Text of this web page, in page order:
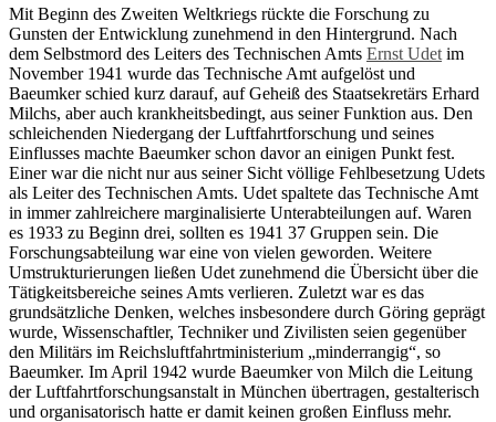
Mit Beginn des Zweiten Weltkriegs rückte die Forschung zu
Gunsten der Entwicklung zunehmend in den Hintergrund. Nach
dem Selbstmord des Leiters des Technischen Amts Ernst Udet im
November 1941 wurde das Technische Amt aufgelöst und
Baeumker schied kurz darauf, auf Geheiß des Staatsekretärs Erhard
Milchs, aber auch krankheitsbedingt, aus seiner Funktion aus. Den
schleichenden Niedergang der Luftfahrtforschung und seines
Einflusses machte Baeumker schon davor an einigen Punkt fest.
Einer war die nicht nur aus seiner Sicht völlige Fehlbesetzung Udets
als Leiter des Technischen Amts. Udet spaltete das Technische Amt
in immer zahlreichere marginalisierte Unterabteilungen auf. Waren
es 1933 zu Beginn drei, sollten es 1941 37 Gruppen sein. Die
Forschungsabteilung war eine von vielen geworden. Weitere
Umstrukturierungen ließen Udet zunehmend die Übersicht über die
Tätigkeitsbereiche seines Amts verlieren. Zuletzt war es das
grundsätzliche Denken, welches insbesondere durch Göring geprägt
wurde, Wissenschaftler, Techniker und Zivilisten seien gegenüber
den Militärs im Reichsluftfahrtministerium „minderrangig“, so
Baeumker. Im April 1942 wurde Baeumker von Milch die Leitung
der Luftfahrtforschungsanstalt in München übertragen, gestalterisch
und organisatorisch hatte er damit keinen großen Einfluss mehr.